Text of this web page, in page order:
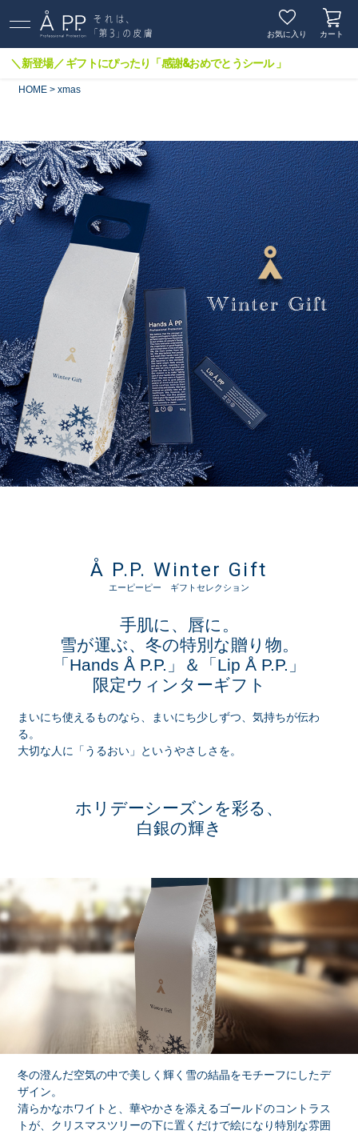
お気に入り カート
＼新登場／ ギフトにぴったり「感謝&おめでとうシール 」
HOME xmas
Å P.P. Winter Gift
エーピーピー ギフトセレクション
手肌に、唇に。
雪が運ぶ、冬の特別な贈り物。
「Hands Å P.P.」＆「Lip Å P.P.」
限定ウィンターギフト
まいにち使えるものなら、まいにち少しずつ、気持ちが伝わ
る。
大切な人に「うるおい」というやさしさを。
ホリデーシーズンを彩る、
白銀の輝き
冬の澄んだ空気の中で美しく輝く雪の結晶をモチーフにしたデ
ザイン。
清らかなホワイトと、華やかさを添えるゴールドのコントラス
トが、クリスマスツリーの下に置くだけで絵になり特別な雰囲